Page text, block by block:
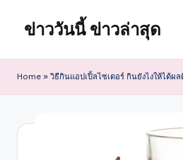
content
ข่าววันนี้ ข่าวล่าสุด
Home » วิธีกินแอปเปิ้ลไซเดอร์ กินยังไงให้ได้ผ